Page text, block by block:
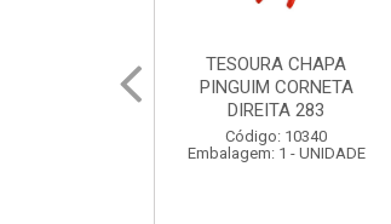
VARAO PARA CORTINA
PRESSAO RETO
1.05a1.18cm
Código: 104043
Embalagem: 1 - UNIDADE